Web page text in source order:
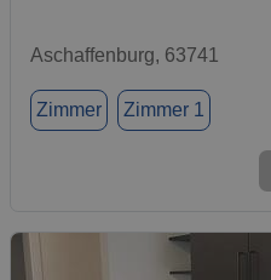
Aschaffenburg, 63741
Zimmer Zimmer 1